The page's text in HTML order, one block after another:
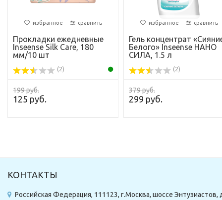
избранное сравнить
Прокладки ежедневные
Inseense Silk Care, 180
мм/10 шт
(2)
199 руб.
125 руб.
избранное сравнить
Гель концентрат
Белого» Inseense НАНО
СИЛА, 1.5 л
(2)
379 руб.
299 руб.
КОНТАКТЫ
Российская Федерация, 111123, г.Москва, шоссе Энтузиастов,